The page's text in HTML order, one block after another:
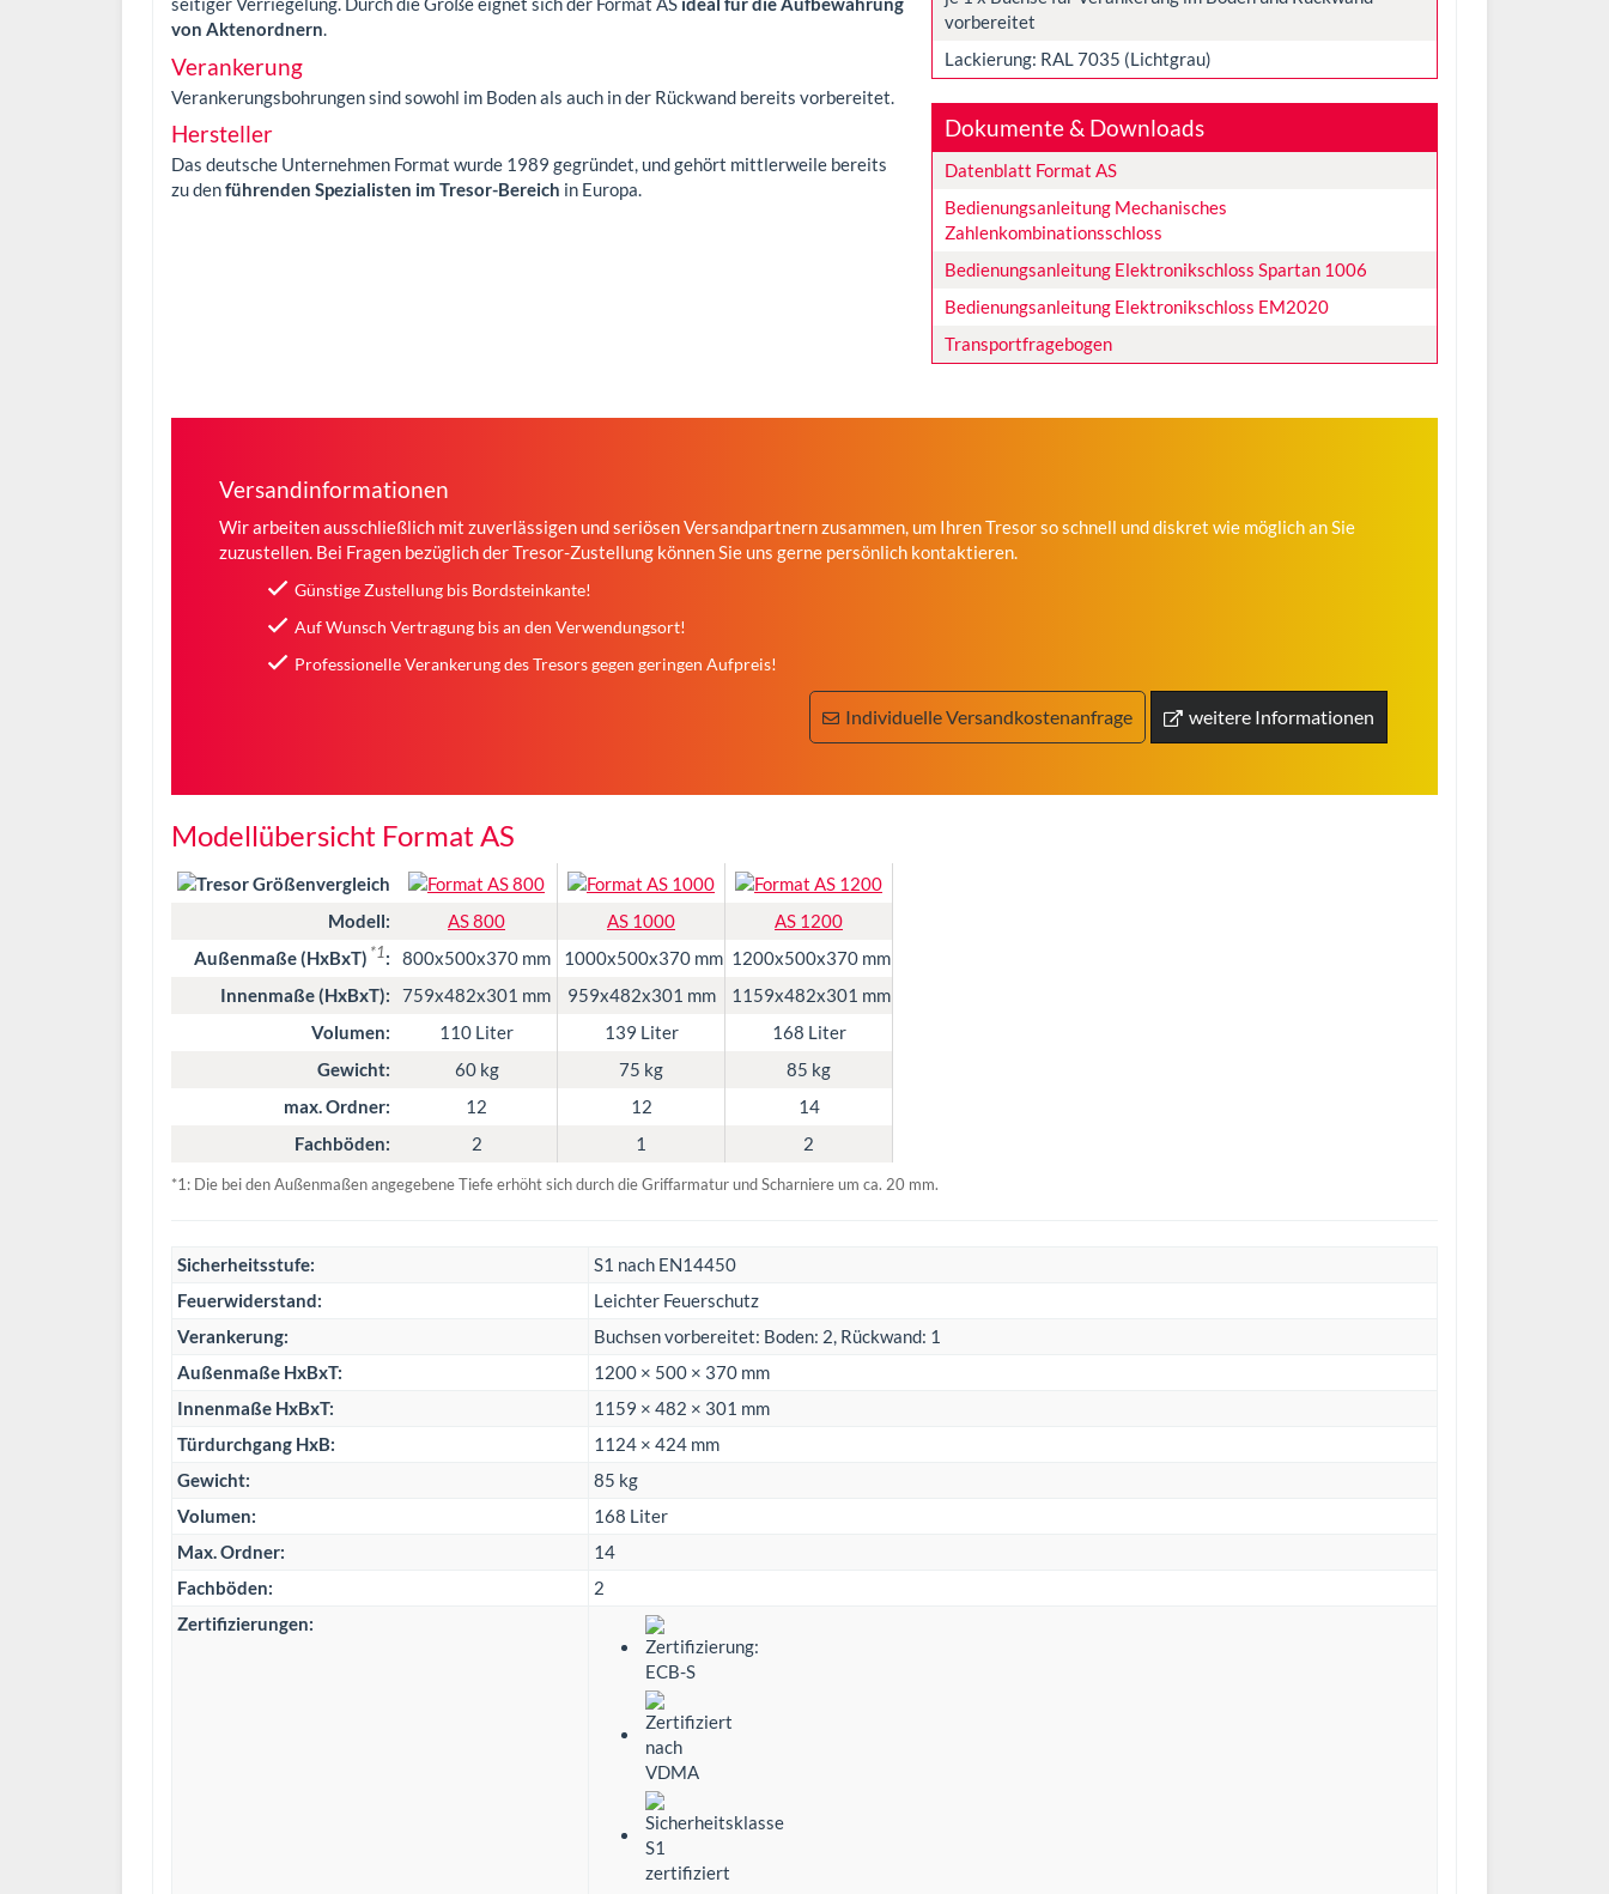
von Aktenordnern.
Verankerung
Verankerungsbohrungen sind sowohl im Boden als auch in der Rückwand bereits vorbereitet.
Hersteller
Das deutsche Unternehmen Format wurde 1989 gegründet, und gehört mittlerweile bereits
zu denführenden Spezialisten im Tresor-Bereich in Europa.
vorbereitet
Lackierung: RAL 7035 (Lichtgrau)
Dokumente & Downloads
Datenblatt Format AS
Bedienungsanleitung Mechanisches
Zahlenkombinationsschloss
Bedienungsanleitung Elektronikschloss Spartan 1006
Bedienungsanleitung Elektronikschloss EM2020
Transportfragebogen
Versandinformationen
Wir arbeiten ausschließlich mit zuverlässigen und seriösen Versandpartnern zusammen, um Ihren Tresor so schnell und diskret wie möglich an Sie
zuzustellen. Bei Fragen bezüglich der Tresor-Zustellung können Sie uns gerne persönlich kontaktieren.
Günstige Zustellung bis Bordsteinkante!
Auf Wunsch Vertragung bis an den Verwendungsort!
Professionelle Verankerung des Tresors gegen geringen Aufpreis!
weitere Informationen
Individuelle Versandkostenanfrage
Modellübersicht Format AS
Modell:
Außenmaße (HxBxT) *1:
Innenmaße (HxBxT):
Volumen:
Gewicht:
max. Ordner:
Fachböden:
AS 800 AS 1000
AS 1200
800x500x370 mm
1000x500x370 mm 1200x500x370 mm
759x482x301 mm
959x482x301 mm
1159x482x301 mm
110 Liter
139 Liter
168 Liter
60 kg
75 kg
85 kg
12
12
14
2
1 2
*1: Die bei den Außenmaßen angegebene Tiefe erhöht sich durch die Griffarmatur und Scharniere um ca. 20 mm.
Sicherheitsstufe:
S1 nach EN14450
Feuerwiderstand:
Leichter Feuerschutz
Verankerung:
Buchsen vorbereitet: Boden: 2, Rückwand: 1
Außenmaße HxBxT:
1200 × 500 × 370 mm
Innenmaße HxBxT:
1159 × 482 × 301 mm
Türdurchgang HxB:
1124 × 424 mm
Gewicht:
85 kg
Volumen:
168 Liter
Max. Ordner:
14
Fachböden:
2
Zertifizierungen: